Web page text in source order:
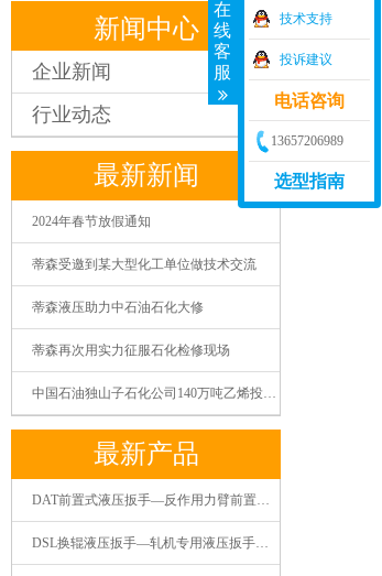
新闻中心
企业新闻
行业动态
最新新闻
2024年春节放假通知
蒂森受邀到某大型化工单位做技术交流
蒂森液压助力中石油石化大修
蒂森再次用实力征服石化检修现场
中国石油独山子石化公司140万吨乙烯投料开车一次成功
最新产品
DAT前置式液压扳手—反作用力臂前置式液压扭矩扳手液压扭力扳手
DSL换辊液压扳手—轧机专用液压扳手液压扭矩扳手液压扭力扳手
在
线
客
服
技术支持
投诉建议
电话咨询
13657206989
选型指南